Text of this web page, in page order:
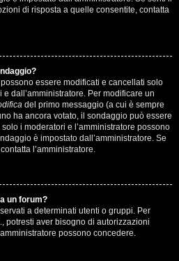
di risposta a quelle consentite, contatta
essere modificati e cancellati solo
dall’amministratore. Per modificare un
del primo messaggio (a cui è sempre
ha ancora votato, il sondaggio può essere
i moderatori e l’amministratore possono
è impostato dall’amministratore. Se
l’amministratore.
un forum?
a determinati utenti o gruppi. Per
potresti aver bisogno di autorizzazioni
possono concedere.